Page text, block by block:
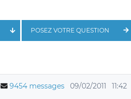
POSEZ VOTRE QUESTION
9454 messages 09/02/2011 11:42